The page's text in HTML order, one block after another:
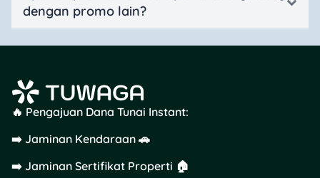
dengan promo lain?
🔥 Pengajuan Dana Tunai Instant:
➡️ Jaminan Kendaraan 🚗
➡️ Jaminan Sertifikat Properti 🏠